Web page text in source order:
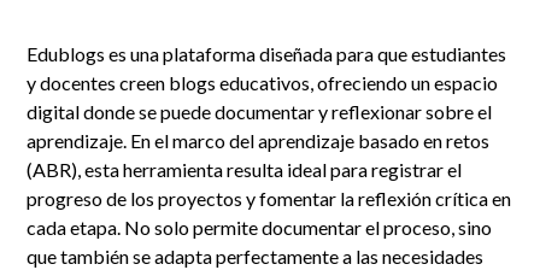
Edublogs es una plataforma diseñada para que estudiantes
y docentes creen blogs educativos, ofreciendo un espacio
digital donde se puede documentar y reflexionar sobre el
aprendizaje. En el marco del aprendizaje basado en retos
(ABR), esta herramienta resulta ideal para registrar el
progreso de los proyectos y fomentar la reflexión crítica en
cada etapa. No solo permite documentar el proceso, sino
que también se adapta perfectamente a las necesidades